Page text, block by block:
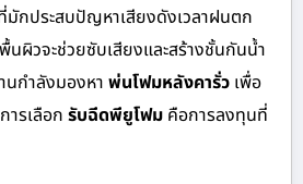
มักประสบปัญหาเสียงดังเวลาฝนตก
นผิวจะช่วยซับเสียงและสร้างชั้นกันน้ำ
นกำลังมองหา พ่นโฟมหลังคารั่ว เพื่อ
รเลือก รับฉีดพียูโฟม คือการลงทุนที่